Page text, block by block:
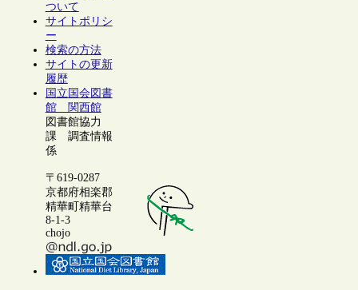
ついて
サイトポリシ
ー
検索の方法
サイトの更新
履歴
国立国会図書
館 関西館
図書館協力
課 調査情報
係
〒619-0287
京都府相楽郡
精華町精華台
8-1-3
chojo